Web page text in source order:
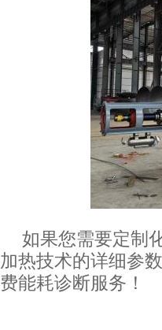
如果您需要定制
加热技术的详细参
费能耗诊断服务！